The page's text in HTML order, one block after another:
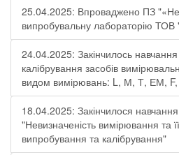
25.04.2025: Впроваджено ПЗ
випробувальну лабораторію
24.04.2025: Закінчилось
калібрування засобів
видом вимірювань: L, М, Т, ЕМ,
18.04.2025: Закінчилося
"Невизначеність вимірювання та
випробування та калібрування"